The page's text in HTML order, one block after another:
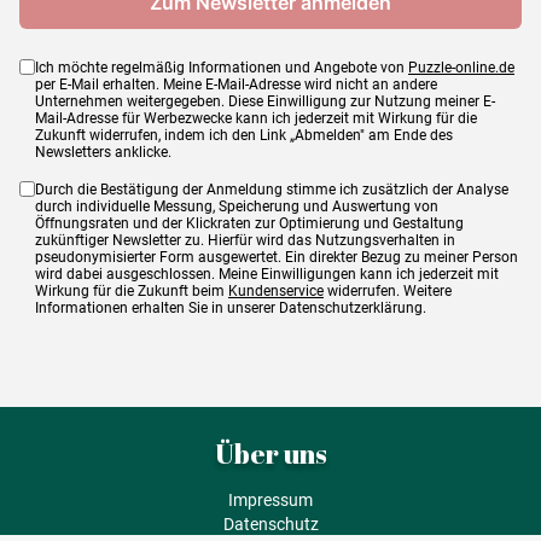
Ich möchte regelmäßig Informationen und Angebote von Puzzle-online.de
per E-Mail erhalten. Meine E-Mail-Adresse wird nicht an andere
Unternehmen weitergegeben. Diese Einwilligung zur Nutzung meiner E-
Mail-Adresse für Werbezwecke kann ich jederzeit mit Wirkung für die
Zukunft widerrufen, indem ich den Link „Abmelden" am Ende des
Newsletters anklicke.
Durch die Bestätigung der Anmeldung stimme ich zusätzlich der Analyse
durch individuelle Messung, Speicherung und Auswertung von
Öffnungsraten und der Klickraten zur Optimierung und Gestaltung
zukünftiger Newsletter zu. Hierfür wird das Nutzungsverhalten in
pseudonymisierter Form ausgewertet. Ein direkter Bezug zu meiner Person
wird dabei ausgeschlossen. Meine Einwilligungen kann ich jederzeit mit
Wirkung für die Zukunft beim Kundenservice widerrufen. Weitere
Informationen erhalten Sie in unserer Datenschutzerklärung.
Über uns
Impressum
Datenschutz